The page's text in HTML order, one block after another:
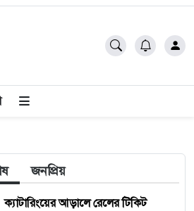
জনপ্রিয়
ক্যাটারিংয়ের আড়ালে রেলের টিকিট